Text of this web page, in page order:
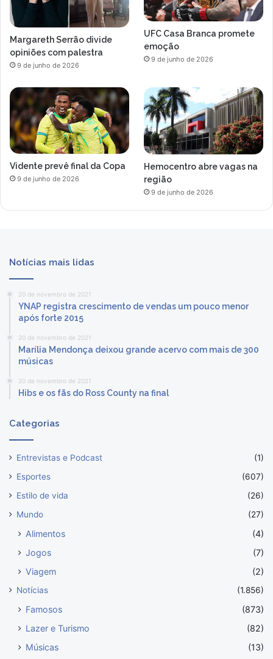
Margareth Serrão divide
opiniões com palestra
9 de junho de 2026
UFC Casa Branca promete
emoção
9 de junho de 2026
Vidente prevê final da Copa
9 de junho de 2026
Hemocentro abre vagas na
região
9 de junho de 2026
Notícias mais lidas
20 de novembro de 2021
YNAP registra crescimento de vendas um pouco menor
após forte 2015
20 de novembro de 2021
Marília Mendonça deixou grande acervo com mais de 300
músicas
20 de novembro de 2021
Hibs e os fãs do Ross County na final
Categorias
Entrevistas e Podcast
(1)
Esportes
(607)
Estilo de vida
(26)
Mundo
(27)
Alimentos
(4)
Jogos
(7)
Viagem
(2)
Notícias (1.856)
Famosos
(873)
Lazer e Turismo
(82)
Músicas
(13)